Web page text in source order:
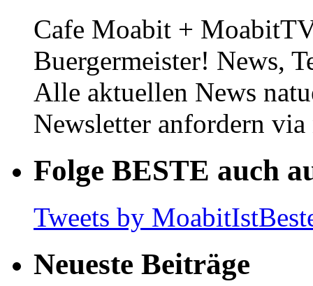
Cafe Moabit +
Buergermeister! News,
Alle aktuellen News
Newsletter anfordern
Folge BESTE auch
Tweets by
Neueste Beiträge